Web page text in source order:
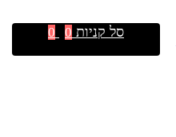
סל קניות 0
0